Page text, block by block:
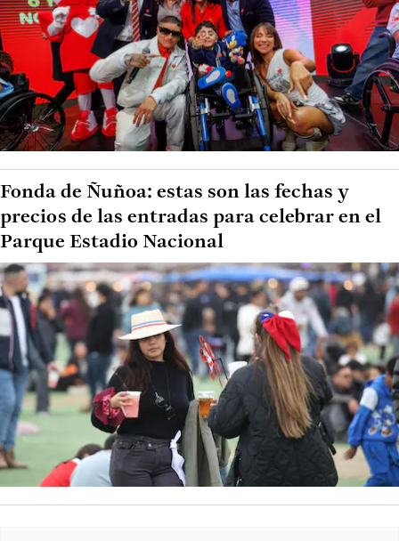
Fonda de Ñuñoa: estas son las fechas y
precios de las entradas para celebrar en el
Parque Estadio Nacional